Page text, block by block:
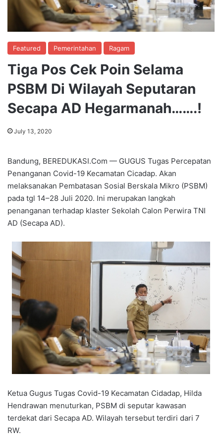
Featured Pemerintahan Ragam
Tiga Pos Cek Poin Selama
PSBM Di Wilayah Seputaran
Secapa AD Hegarmanah…….!
July 13, 2020
Bandung, BEREDUKASI.Com — GUGUS Tugas Percepatan
Penanganan Covid-19 Kecamatan Cicadap. Akan
melaksanakan Pembatasan Sosial Berskala Mikro (PSBM)
pada tgl 14–28 Juli 2020. Ini merupakan langkah
penanganan terhadap klaster Sekolah Calon Perwira TNI
AD (Secapa AD).
Ketua Gugus Tugas Covid-19 Kecamatan Cidadap, Hilda
Hendrawan menuturkan, PSBM di seputar kawasan
terdekat dari Secapa AD. Wilayah tersebut terdiri dari 7
RW.